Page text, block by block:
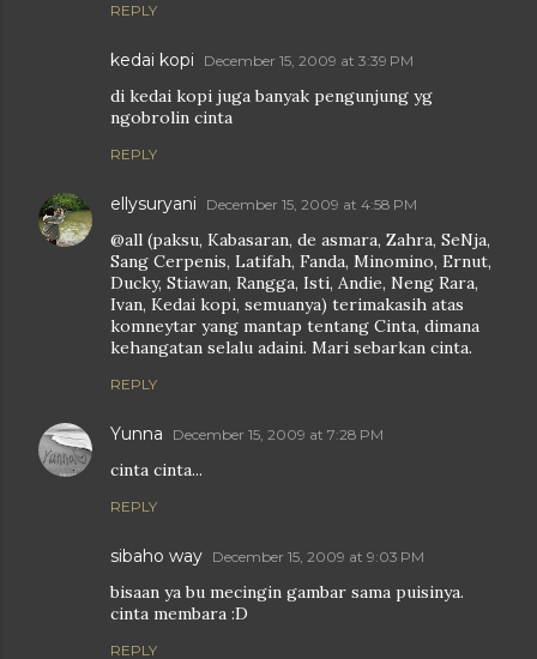
REPLY
kedai kopi December 15, 2009 at 3:39 PM
di kedai kopi juga banyak pengunjung yg
ngobrolin cinta
REPLY
ellysuryani December 15, 2009 at 4:58 PM
@all (paksu, Kabasaran, de asmara, Zahra, SeNja,
Sang Cerpenis, Latifah, Fanda, Minomino, Ernut,
Ducky, Stiawan, Rangga, Isti, Andie, Neng Rara,
Ivan, Kedai kopi, semuanya) terimakasih atas
komneytar yang mantap tentang Cinta, dimana
kehangatan selalu adaini. Mari sebarkan cinta.
REPLY
Yunna December 15, 2009 at 7:28 PM
cinta cinta...
REPLY
sibaho way December 15, 2009 at 9:03 PM
bisaan ya bu mecingin gambar sama puisinya.
cinta membara :D
REPLY